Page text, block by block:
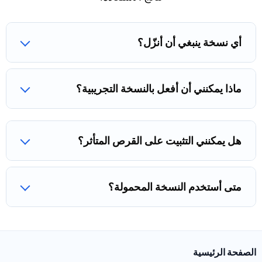
أي نسخة ينبغي أن أنزّل؟
ماذا يمكنني أن أفعل بالنسخة التجريبية؟
هل يمكنني التثبيت على القرص المتأثر؟
متى أستخدم النسخة المحمولة؟
الصفحة الرئيسية